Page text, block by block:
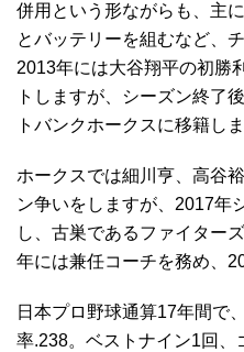
併用という形ながらも、主
とバッテリーを組むなど、
2013年には大谷翔平の初勝
トしますが、シーズン終了
トバンクホークスに移籍しま
ホークスでは細川亨、高谷
ン争いをしますが、2017年
し、古巣であるファイター
年には兼任コーチを務め、
日本プロ野球通算17年間で
率.238。ベストナイン1回、